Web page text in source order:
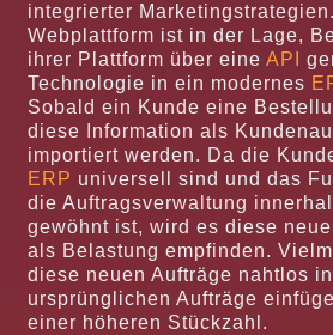
integrierter
Webplattform ist in der Lage,
ihrer Plattform über eineAPI
Technologie in ein modernes
Sobald ein Kunde eine
diese Information als
importiert werden. Da die
ERP universell sind und das
die Auftragsverwaltung
gewöhnt ist, wird es diese
als Belastung empfinden.
diese neuen Aufträge nahtlos
ursprünglichen Aufträge
einer höheren Stückzahl.